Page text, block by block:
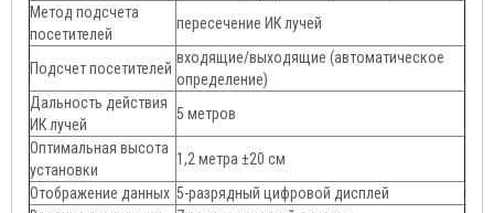
Метод подсчета
посетителей
пересечение ИК лучей
Подсчет посетителей
входящие/выходящие (автоматическое
определение)
Дальность действия
ИК лучей
5 метров
Оптимальная высота
установки
1,2 метра ±20 см
Отображение данных 5-разрядный цифровой дисплей